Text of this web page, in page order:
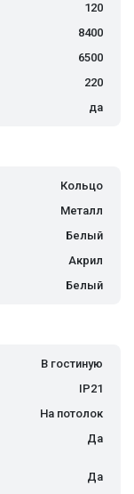
120
8400
6500
220
да
Кольцо
Металл
Белый
Акрил
Белый
В гостиную
IP21
На потолок
Да
Да